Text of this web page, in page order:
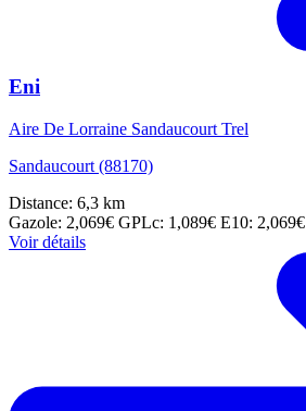
Eni
Aire De Lorraine Sandaucourt Trel
Sandaucourt (88170)
Distance: 6,3 km
Gazole: 2,069€ GPLc: 1,089€ E10: 2,069€
Voir détails